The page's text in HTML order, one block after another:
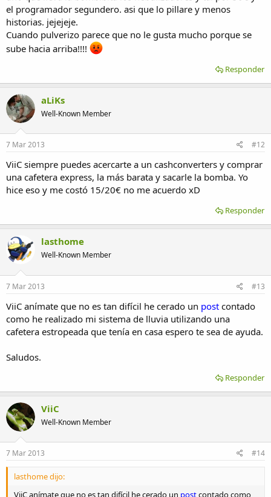
Tengo un sistema de lluvia casero que me salio por unos 10 euros y
aunque ya esta operativo me falta encontrar unos nebulizadores de
45º evitar fugas por los laterales del terrario.
gusta darle unos bocados a los nuevos brotes cuando están
empapados.
el programador segundero. asi que lo pillare y menos
historias. jejejeje.
Cuando pulverizo parece que no le gusta mucho porque se
sube hacia arriba!!!!
Responder
aLiKs
Well-Known Member
7 Mar 2013 #12
ViiC siempre puedes acercarte a un cashconverters y comprar
una cafetera express, la más barata y sacarle la bomba. Yo
hice eso y me costó 15/20€ no me acuerdo xD
Responder
lasthome
Well-Known Member
7 Mar 2013 #13
ViiC anímate que no es tan difícil he cerado un post contado
como he realizado mi sistema de lluvia utilizando una
cafetera estropeada que tenía en casa espero te sea de ayuda.
Saludos.
Responder
ViiC
Well-Known Member
7 Mar 2013 #14
lasthome dijo:
ViiC anímate que no es tan difícil he cerado un postcontado como